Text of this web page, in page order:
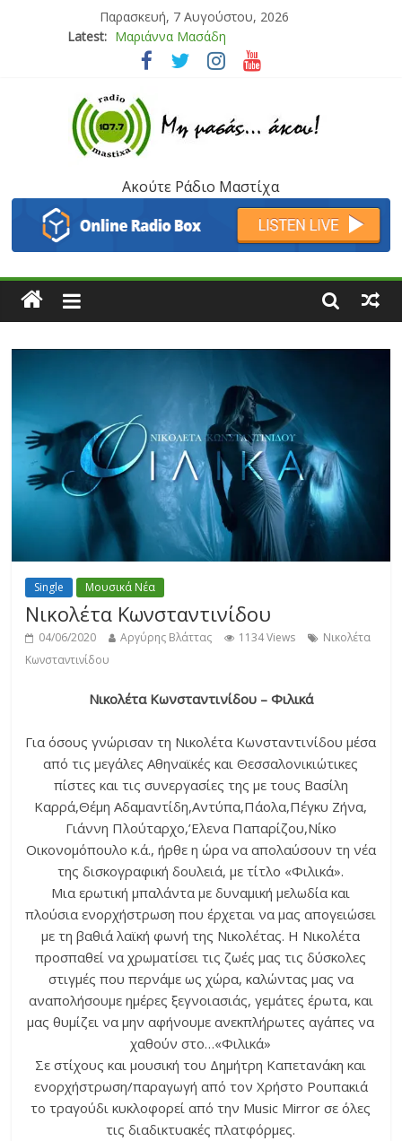
Παρασκευή, 7 Αυγούστου, 2026
Latest: Μαριάννα Μασάδη
Τάνια Μπρεάζου
Μάνος Τρυπιάς & Γιώργος Στρατάκης
Ιορδάνης Αγαπητός
Ακούτε Ράδιο Μαστίχα
Single Μουσικά Νέα
Νικολέτα Κωνσταντινίδου
04/06/2020 Αργύρης Βλάττας 1134 Views
Νικολέτα
Κωνσταντινίδου
Νικολέτα Κωνσταντινίδου – Φιλικά
Για όσους γνώρισαν τη Νικολέτα Κωνσταντινίδου μέσα
από τις μεγάλες Αθηναϊκές και Θεσσαλονικιώτικες
πίστες και τις συνεργασίες της με τους Βασίλη
Καρρά,Θέμη Αδαμαντίδη,Αντύπα,Πάολα,Πέγκυ Ζήνα,
Γιάννη Πλούταρχο,’Ελενα Παπαρίζου,Νίκο
Οικονομόπουλο κ.ά., ήρθε η ώρα να απολαύσουν τη νέα
της δισκογραφική δουλειά, με τίτλο «Φιλικά».
Μια ερωτική μπαλάντα με δυναμική μελωδία και
πλούσια ενορχήστρωση που έρχεται να μας απογειώσει
με τη βαθιά λαϊκή φωνή της Νικολέτας. Η Νικολέτα
προσπαθεί να χρωματίσει τις ζωές μας τις δύσκολες
στιγμές που περνάμε ως χώρα, καλώντας μας να
αναπολήσουμε ημέρες ξεγνοιασιάς, γεμάτες έρωτα, και
μας θυμίζει να μην αφήνουμε ανεκπλήρωτες αγάπες να
χαθούν στο…«Φιλικά»
Σε στίχους και μουσική του Δημήτρη Καπετανάκη και
ενορχήστρωση/παραγωγή από τον Χρήστο Ρουπακιά
το τραγούδι κυκλοφορεί από την Music Mirror σε όλες
τις διαδικτυακές πλατφόρμες.